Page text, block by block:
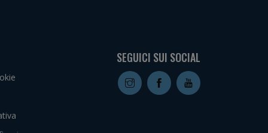
SEGUICI SUI SOCIAL